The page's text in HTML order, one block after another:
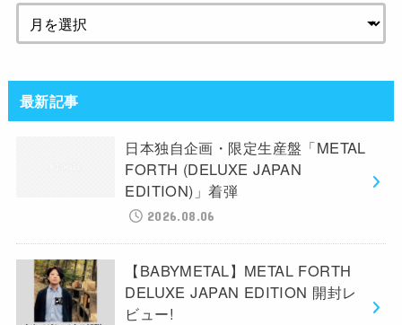
最新記事
日本独自企画・限定生産盤「METAL
FORTH (DELUXE JAPAN
EDITION)」着弾
2026.08.06
【BABYMETAL】METAL FORTH
DELUXE JAPAN EDITION 開封レ
ビュー!